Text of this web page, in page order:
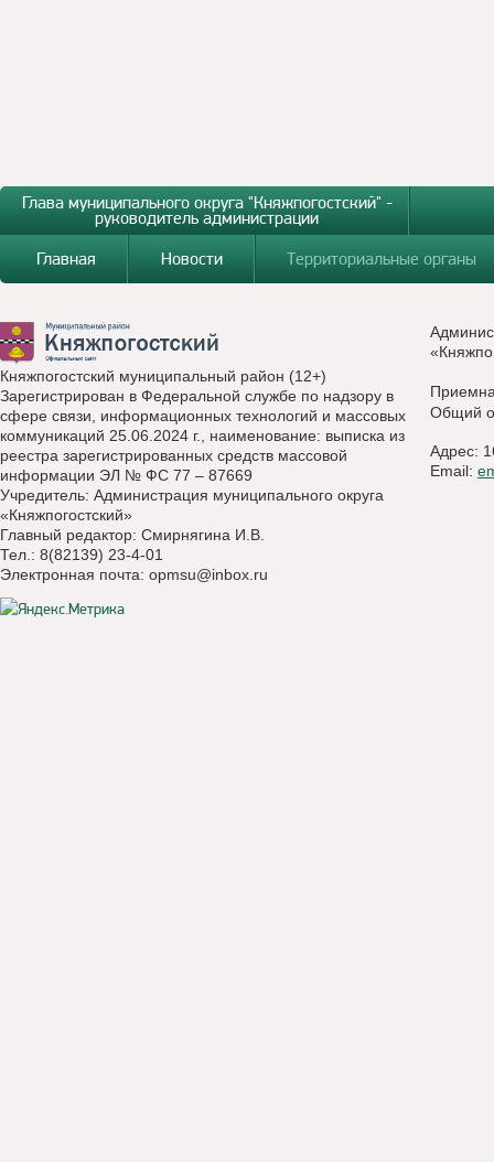
Глава муниципального округа "Княжпогостский" -
руководитель администрации
Главная
Новости Территориальные органы
Княжпогостский муниципальный район (12+)
Зарегистрирован в Федеральной службе по надзору в
сфере связи, информационных технологий и массовых
коммуникаций 25.06.2024 г., наименование: выписка из
реестра зарегистрированных средств массовой
информации ЭЛ № ФС 77 – 87669
Учредитель: Администрация муниципального округа
«Княжпогостский»
Главный редактор: Смирнягина И.В.
Тел.: 8(82139) 23-4-01
Электронная почта: opmsu@inbox.ru
Общий
Адрес:
Email: